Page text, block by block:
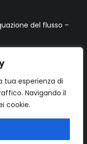
tua esperienza di
Navigando il
cookie.
del flusso –